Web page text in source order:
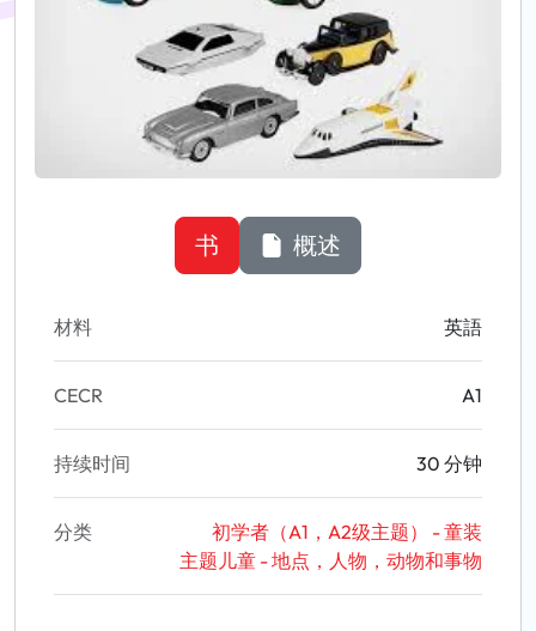
书 概述
材料 英語
CECR A1
持续时间 30 分钟
分类
初学者（A1，A2级主题） - 童装
主题儿童 - 地点，人物，动物和事物